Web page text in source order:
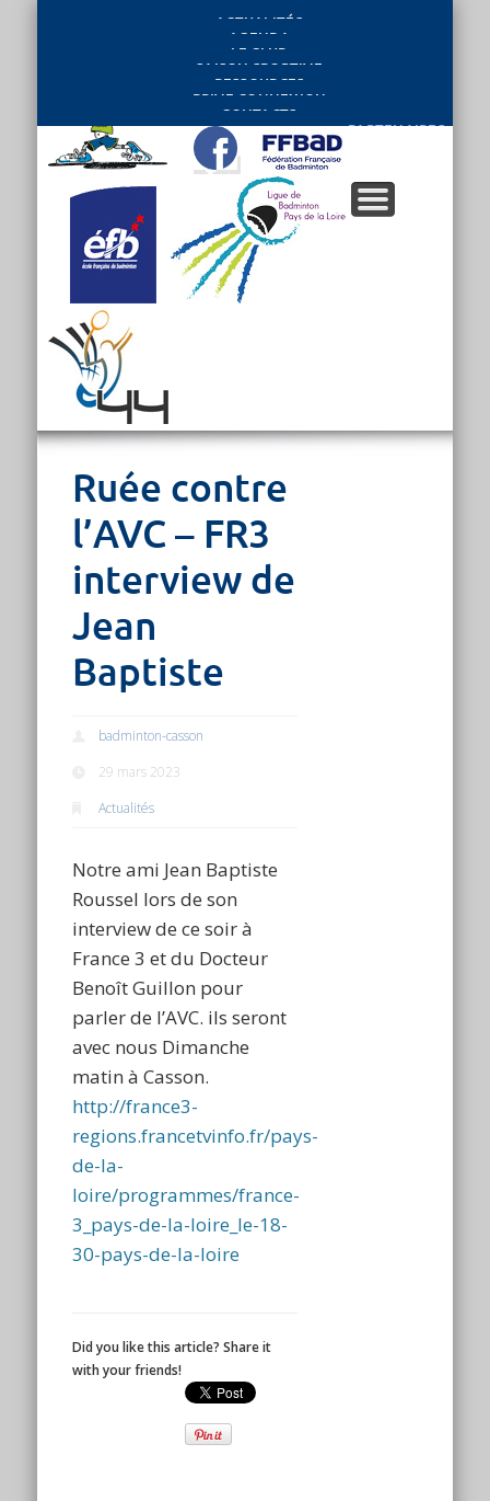
ACTUALITÉS
AGENDA
LE CLUB
SAISON SPORTIVE
RESSOURCES
PRIVE CONNEXION
CONTACTS
PARTENAIRES
Ruée contre
l’AVC – FR3
interview de
Jean
Baptiste
badminton-casson
29 mars 2023
Actualités
Notre ami Jean Baptiste
Roussel lors de son
interview de ce soir à
France 3 et du Docteur
Benoît Guillon pour
parler de l’AVC. ils seront
avec nous Dimanche
matin à Casson.
http://france3-
regions.francetvinfo.fr/pays-
de-la-
loire/programmes/france-
3_pays-de-la-loire_le-18-
30-pays-de-la-loire
Did you like this article? Share it
with your friends!